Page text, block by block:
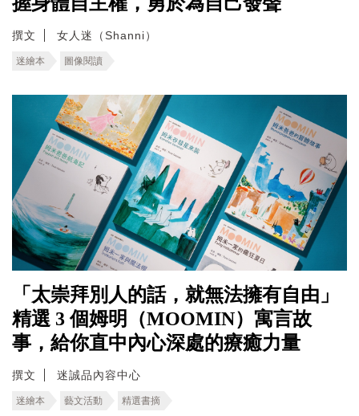
撰文 女人迷（Shanni）
迷繪本 圖像閱讀
「太崇拜別人的話，就無法擁有自由」
精選 3 個姆明（MOOMIN）寓言故
事，給你直中內心深處的療癒力量
撰文 迷誠品內容中心
迷繪本 藝文活動 精選書摘